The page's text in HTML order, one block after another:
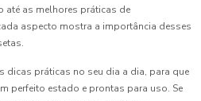
até as melhores práticas de
aspecto mostra a importância desses
dicas práticas no seu dia a dia, para que
perfeito estado e prontas para uso. Se